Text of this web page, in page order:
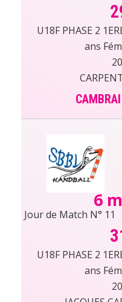
U18F PHASE 2
ans
6
Jour de Match N° 11
U18F PHASE 2
ans